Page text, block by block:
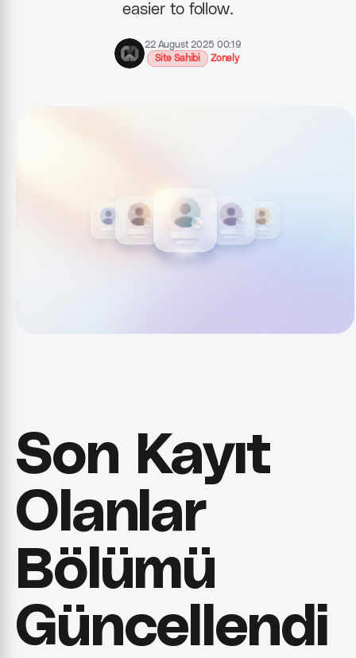
easier to follow.
22 August 2025 00:19
Site Sahibi
Zonely
Son Kayıt
Olanlar
Bölümü
Güncellendi